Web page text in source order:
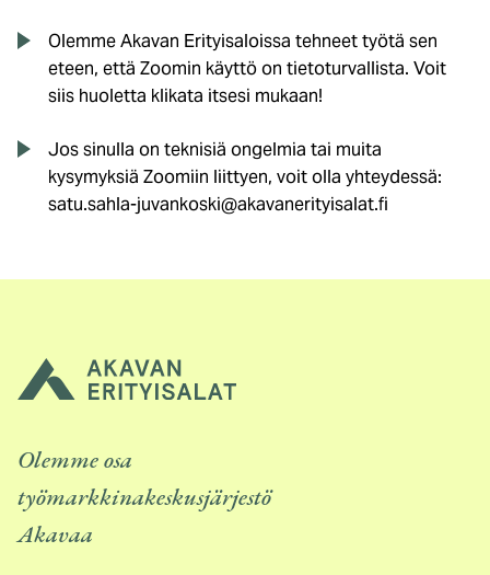
Olemme Akavan Erityisaloissa tehneet työtä sen
eteen, että Zoomin käyttö on tietoturvallista. Voit
siis huoletta klikata itsesi mukaan!
Jos sinulla on teknisiä ongelmia tai muita
kysymyksiä Zoomiin liittyen, voit olla yhteydessä:
satu.sahla-juvankoski@akavanerityisalat.fi
Olemme osa
työmarkkinakeskusjärjestö
Akavaa